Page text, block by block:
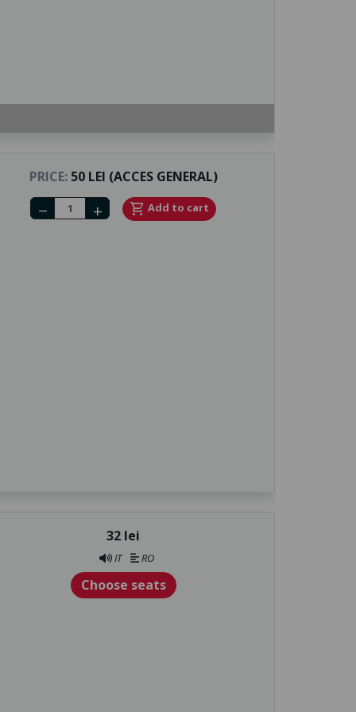
PRICE:50 LEI (ACCES GENERAL)
Number of tickets
remove add shopping_cart Add to cart
32 lei
IT RO
Choose seats